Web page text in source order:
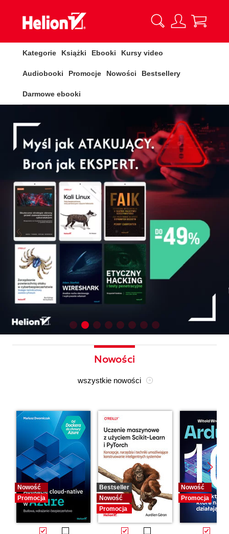
Kategorie Książki Ebooki Kursy video
Audiobooki Promocje Nowości Bestsellery
Darmowe ebooki
Nowości
wszystkie nowości
Nowość
Promocja
Bestseller
Nowość
Promocja
Nowość
Promocja